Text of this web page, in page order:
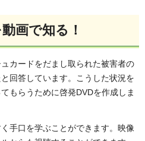
画で知る！
カードをだまし取られた被害者の
回答しています。こうした状況を
もらうために啓発DVDを作成しま
手口を学ぶことができます。映像